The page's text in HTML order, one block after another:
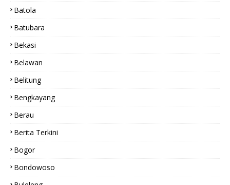
Batola
Batubara
Bekasi
Belawan
Belitung
Bengkayang
Berau
Berita Terkini
Bogor
Bondowoso